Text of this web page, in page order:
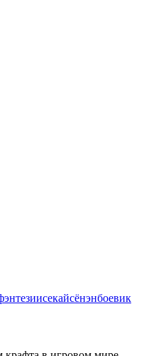
исекайсёнэнбоевик